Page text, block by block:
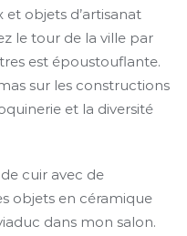
et objets d’artisanat
le tour de la ville par
est époustouflante.
sur les constructions
et la diversité
cuir avec de
objets en céramique
dans mon salon.